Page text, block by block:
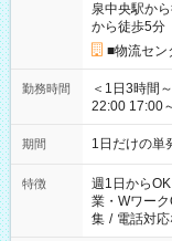
泉中央駅か
から徒歩5分
■物流セ
勤務時間
＜1日3時間～OK！＞ ▼ 例えば… ▼
22:00 17:00～22:00 など こちら
ださい！
期間 1日だけの
特徴 週1日からOK
業・Wワー
集 / 電話対応